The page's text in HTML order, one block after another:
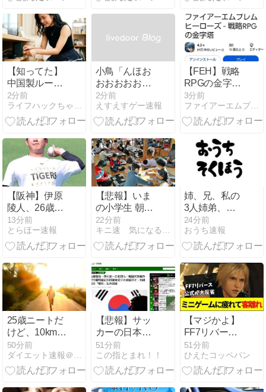
【知ってた】
中国製ルータ
ー20機種にバ
ックドア 外部
から完全制御
2分前
ライフハックちゃんねる弐式
小鳥「んほお
おおおおおお
おおお！妊娠
確実ゥぅうう
うううう
2分前
えすえすゲー速報
【FEH】戦略
RPGの金字
塔。それがフ
ァイアーエム
ブレムヒーロ
3分前
ファイアーエムブレム攻略・情報まとめ チキ速
【阪神】伊原
陵人、26歳の
誕生日に中日
戦先発！「一
人一人抑えら
13分前
とらほー速報
【悲報】いま
の小学生 朝7
時から学校に
預けられ放課
後も夜遅くま
られる生活を
していた
wwwwwwwwwwwwww
22分前
キニ速 気になる速報
姉、兄、私の
3人姉弟、姉
が暴君。お盆
に親戚が集ま
ることになっ
24分前
おうち速報
25歳ニートだ
けど、10km走
ってきたわ。
50分前
【悲報】サッ
カーの日本人
審判、韓国と
つるんで不正
してた疑惑が
51分前
この指とまれ！！
【マジかよ】
FF7リバース
「大量のミニ
ゲームやコン
テンツでユー
51分前
ひえたコッペパン